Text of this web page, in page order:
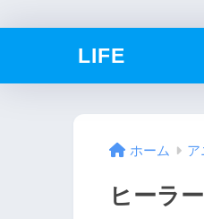
LIFE
ホーム ア
ヒーラ